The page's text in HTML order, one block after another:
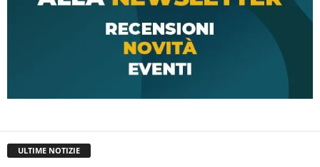
ULTIME NOTIZIE